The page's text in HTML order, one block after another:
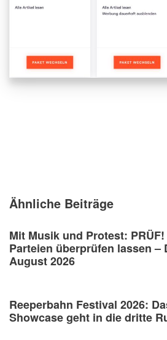
Ähnliche Beiträge
Mit Musik und Protest:
Parteien überprüfen lassen –
August 2026
Reeperbahn Festival 2026:
Showcase geht in die dritte